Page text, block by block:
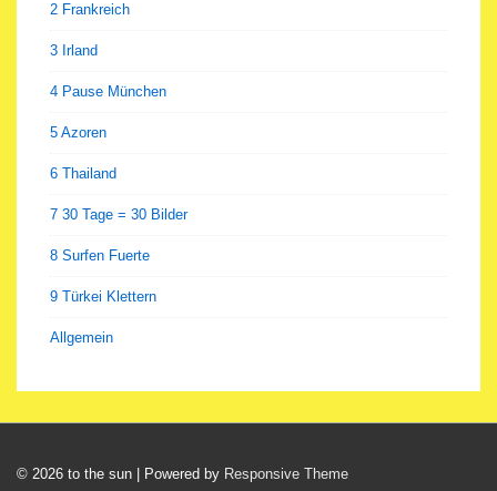
2 Frankreich
3 Irland
4 Pause München
5 Azoren
6 Thailand
7 30 Tage = 30 Bilder
8 Surfen Fuerte
9 Türkei Klettern
Allgemein
© 2026 to the sun | Powered by Responsive Theme